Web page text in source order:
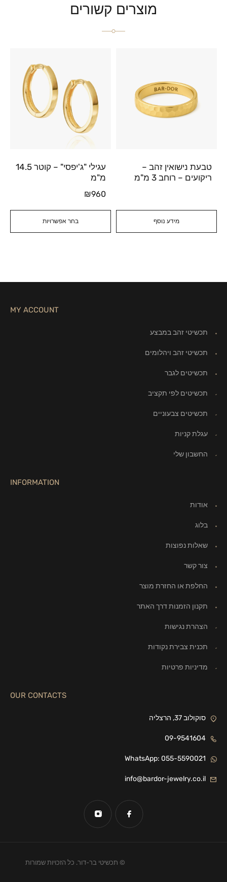
מוצרים קשורים
מידע נוסף
טבעת נישואין זהב –
ריקועים – רוחב 3 מ"מ
בחר אפשרויות
עגילי "ג'יפסי" – קוטר 14.5
מ"מ
₪960
MY ACCOUNT
תכשיטי זהב במבצע
תכשיטי זהב ויהלומים
תכשיטים לגבר
תכשיטים לפי תקציב
תכשיטים צבעוניים
עגלת קניות
החשבון שלי
INFORMATION
אודות
בלוג
שאלות נפוצות
צור קשר
החלפת או החזרת מוצר
תקנון הזמנות דרך האתר
הצהרת נגישות
תכנית צבירת נקודות
מדיניות פרטיות
OUR CONTACTS
סוקולוב 37, הרצליה
09-9541604
WhatsApp: 055-5590021
info@bardor-jewelry.co.il
© תכשיטי בר-דור. כל הזכויות שמורות